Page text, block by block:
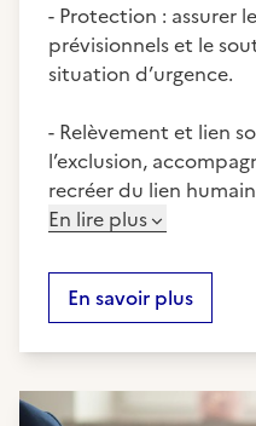
- Protection : assurer
prévisionnels et le
situation d’urgence.
- Relèvement et lien
l’exclusion,
recréer du lien
En lire plus
En savoir plus